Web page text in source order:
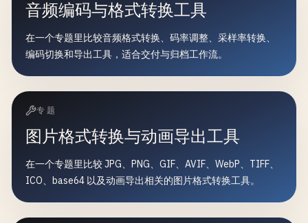
音频编码与格式转换工具
在一个专题里比较音频格式转换、码率调整、采样率转换、
编码切换和导出工具，适合交付与归档工作流。
专题
图片格式转换与动画导出工具
在一个专题里比较 JPG、PNG、GIF、AVIF、WebP、TIFF、
ICO、base64 以及动画导出相关的图片格式转换工具。